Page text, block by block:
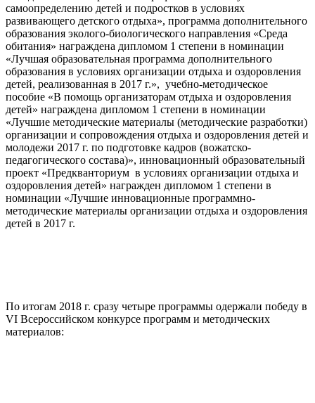
самоопределению детей и подростков в условиях
развивающего детского отдыха», программа дополнительного
образования эколого-биологического направления «Среда
обитания» награждена дипломом 1 степени в номинации
«Лучшая образовательная программа дополнительного
образования в условиях организации отдыха и оздоровления
детей, реализованная в 2017 г.», учебно-методическое
пособие «В помощь организаторам отдыха и оздоровления
детей» награждена дипломом 1 степени в номинации
«Лучшие методические материалы (методические разработки)
организации и сопровождения отдыха и оздоровления детей и
молодежи 2017 г. по подготовке кадров (вожатско-
педагогического состава)», инновационный образовательный
проект «Предкванториум в условиях организации отдыха и
оздоровления детей» награжден дипломом 1 степени в
номинации «Лучшие инновационные программно-
методические материалы организации отдыха и оздоровления
детей в 2017 г.
По итогам 2018 г. сразу четыре программы одержали победу в
VI Всероссийском конкурсе программ и методических
материалов: